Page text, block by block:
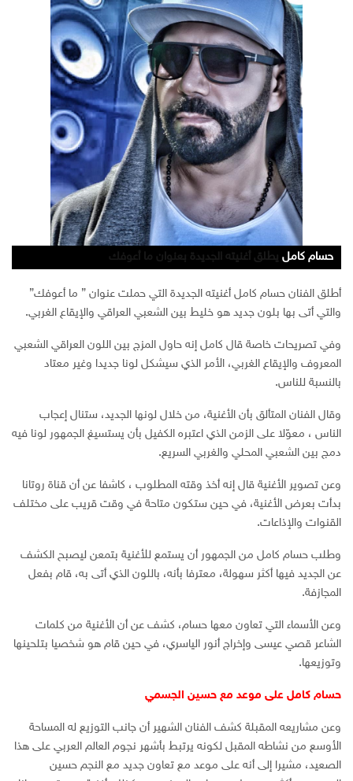
الفنان حسام كامل
حسام كامل يطلق أغنية ما أعوفك
حسام كامل يطلق أغنيته الجديدة بعنوان ما أعوفك
حسام كامل
أطلق الفنان حسام كامل أغنيته الجديدة التي حملت عنوان ” ما أعوفك”
والتي أتى بها بلون جديد هو خليط بين الشعبي العراقي والإيقاع الغربي.
وفي تصريحات خاصة قال كامل إنه حاول المزج بين اللون العراقي الشعبي
المعروف والإيقاع الغربي، الأمر الذي سيشكل لونا جديدا وغير معتاد
بالنسبة للناس.
وقال الفنان المتألق بأن الأغنية، من خلال لونها الجديد، ستنال إعجاب
الناس ، معوّلا على الزمن الذي اعتبره الكفيل بأن يستسيغ الجمهور لونا فيه
دمج بين الشعبي المحلي والغربي السريع.
وعن تصوير الأغنية قال إنه أخذ وقته المطلوب ، كاشفا عن أن قناة روتانا
بدأت بعرض الأغنية، في حين ستكون متاحة في وقت قريب على مختلف
القنوات والإذاعات.
وطلب حسام كامل من الجمهور أن يستمع للأغنية بتمعن ليصبح الكشف
عن الجديد فيها أكثر سهولة، معترفا بأنه، باللون الذي أتى به، قام بفعل
المجازفة.
وعن الأسماء التي تعاون معها حسام، كشف عن أن الأغنية من كلمات
الشاعر قصي عيسى وإخراج أنور الياسري، في حين قام هو شخصيا بتلحينها
وتوزيعها.
حسام كامل على موعد مع حسين الجسمي
وعن مشاريعه المقبلة كشف الفنان الشهير أن جانب التوزيع له المساحة
الأوسع من نشاطه المقبل لكونه يرتبط بأشهر نجوم العالم العربي على هذا
الصعيد، مشيرا إلى أنه على موعد مع تعاون جديد مع النجم حسين